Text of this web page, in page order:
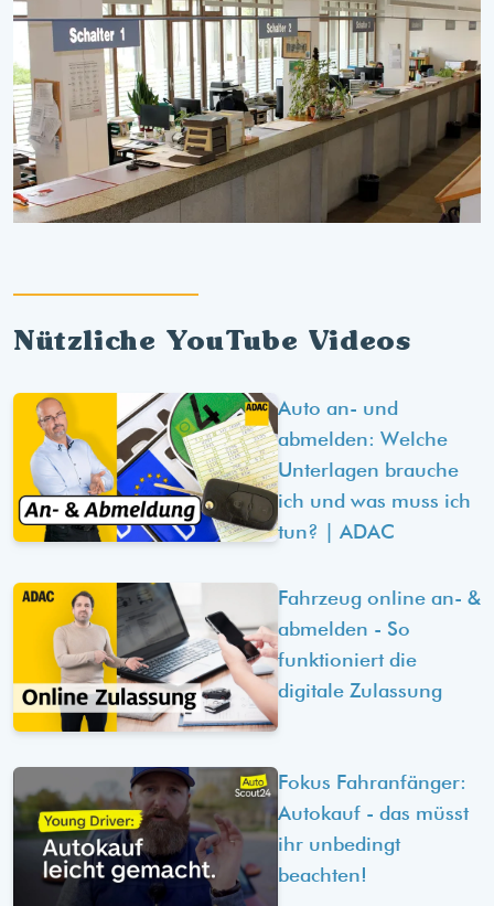
Nützliche YouTube Videos
Auto an- und
abmelden: Welche
Unterlagen brauche
ich und was muss ich
tun? | ADAC
Fahrzeug online an- &
abmelden - So
funktioniert die
digitale Zulassung
Fokus Fahranfänger:
Autokauf - das müsst
ihr unbedingt
beachten!